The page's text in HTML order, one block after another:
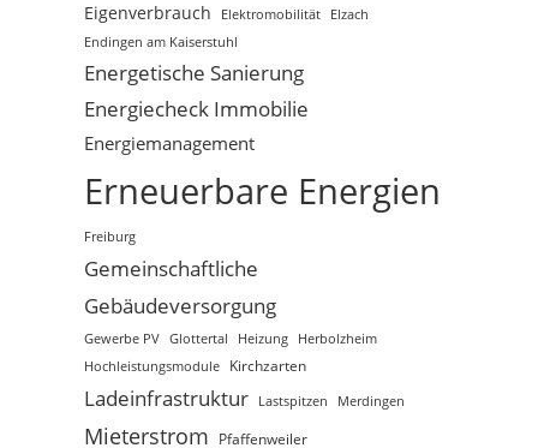
Eigenverbrauch Elektromobilität
Elzach
Endingen am Kaiserstuhl
Energetische Sanierung
Energiecheck Immobilie
Energiemanagement
Erneuerbare Energien
Freiburg
Gemeinschaftliche
Gebäudeversorgung
Gewerbe PV Glottertal Heizung Herbolzheim
Hochleistungsmodule Kirchzarten
Ladeinfrastruktur Lastspitzen Merdingen
Mieterstrom Pfaffenweiler